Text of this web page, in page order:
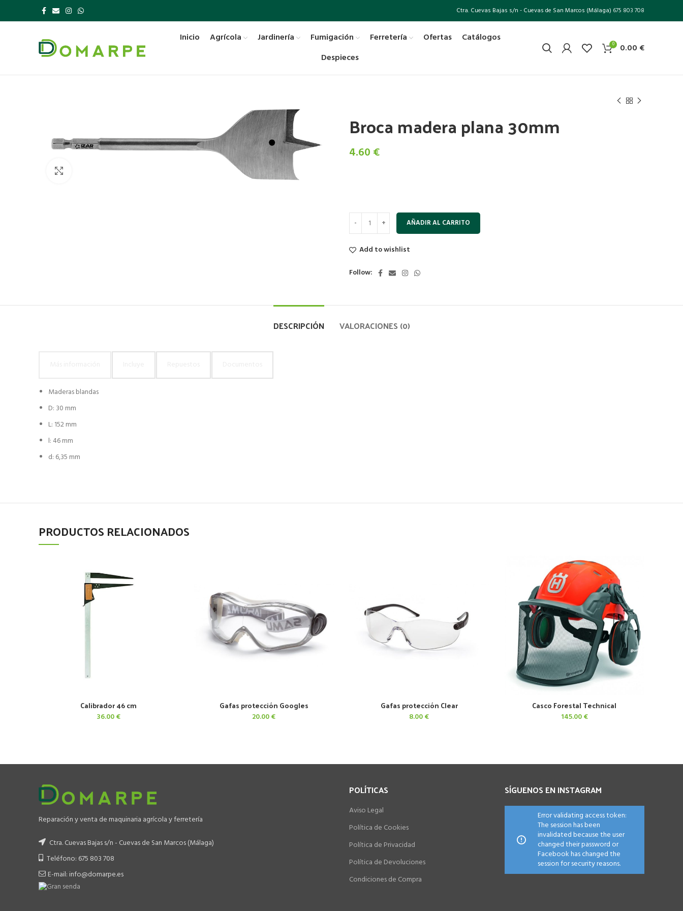
Ctra. Cuevas Bajas s/n - Cuevas de San Marcos (Málaga) 675 803 708
Inicio Agrícola Jardinería Fumigación Ferretería Ofertas
Catálogos
Despieces
0 0.00 €
Broca madera plana 30mm
4.60 €
AÑADIR AL CARRITO
Add to wishlist
Follow:
DESCRIPCIÓN VALORACIONES (0)
Maderas blandas
D: 30 mm
L: 152 mm
l: 46 mm
d: 6,35 mm
PRODUCTOS RELACIONADOS
AÑADIR AL CARRITO
Calibrador 46 cm
36.00€
AÑADIR AL CARRITO
Gafas protección Googles
20.00€
AÑADIR AL CARRITO
Gafas protección Clear
8.00€
AÑADIR AL CARRITO
Casco Forestal Technical
145.00€
Reparación y venta de maquinaria agrícola y ferretería
Ctra. Cuevas Bajas s/n - Cuevas de San Marcos (Málaga)
Teléfono: 675 803 708
E-mail: info@domarpe.es
POLÍTICAS
Aviso Legal
Política de Cookies
Política de Privacidad
Política de Devoluciones
Condiciones de Compra
SÍGUENOS EN INSTAGRAM
Error validating access token:
The session has been
invalidated because the user
changed their password or
Facebook has changed the
session for security reasons.